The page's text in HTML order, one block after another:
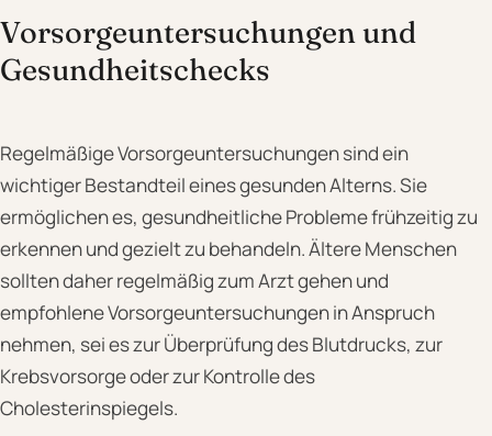
Vorsorgeuntersuchungen und
Gesundheitschecks
Regelmäßige Vorsorgeuntersuchungen sind ein
wichtiger Bestandteil eines gesunden Alterns. Sie
ermöglichen es, gesundheitliche Probleme frühzeitig zu
erkennen und gezielt zu behandeln. Ältere Menschen
sollten daher regelmäßig zum Arzt gehen und
empfohlene Vorsorgeuntersuchungen in Anspruch
nehmen, sei es zur Überprüfung des Blutdrucks, zur
Krebsvorsorge oder zur Kontrolle des
Cholesterinspiegels.